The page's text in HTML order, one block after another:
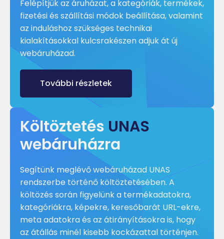
Felépítjük az áruházat, a kategóriák, termékek,
fizetési és szállítási módok beállítása, valamint
az induláshoz szükséges technikai
kialakításokkal kulcsrakészen adjuk át új
webáruházad.
További részletek
Költöztetés UNAS
webáruházra
Segítünk meglévő webáruházad UNAS
rendszerbe történő költöztetésében. A
költözés során figyelünk a termékadatokra,
kategóriákra, képekre, keresőbarát URL-ekre,
meta adatokra és az átirányításokra is, hogy
az átállás minél kisebb kockázattal történjen.